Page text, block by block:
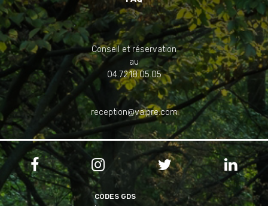
Conseil et réservation
au
04.72.18.05.05
reception@valpre.com
   
CODES GDS